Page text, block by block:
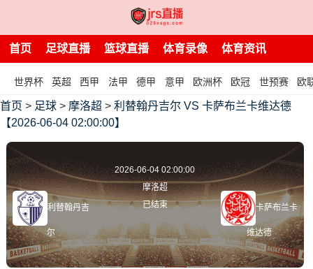
首页 足球直播 篮球直播 体育录像 体育资讯
世界杯 英超 西甲 法甲 德甲 意甲 欧洲杯 欧冠 世预赛 欧
首页 > 足球 > 摩洛超 > 利替翰丹吉尔 VS 卡萨布兰卡维达德
【2026-06-04 02:00:00】
利替翰丹吉
尔
2026-06-04 02:00:00
摩洛超
已结束
卡萨布兰卡
维达德